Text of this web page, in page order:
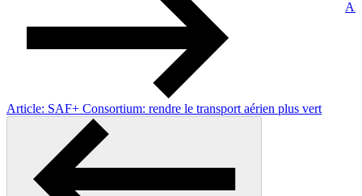
Article: SAF+ Consortium: rendre le transport aérien plus vert